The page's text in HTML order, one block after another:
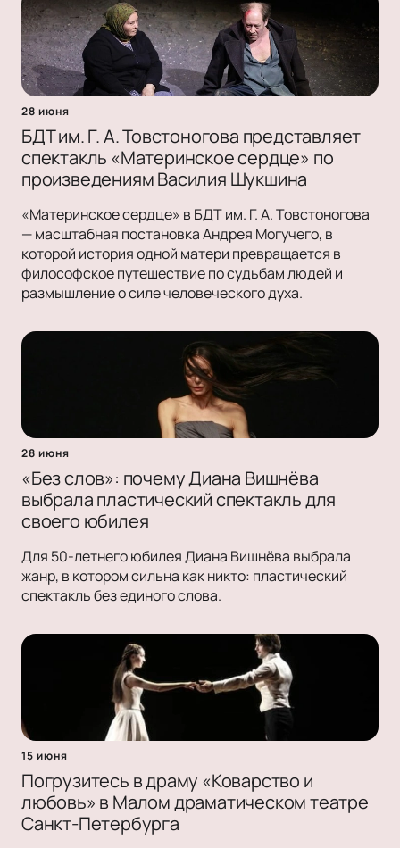
28 июня
БДТ им. Г. А. Товстоногова представляет
спектакль «Материнское сердце» по
произведениям Василия Шукшина
«Материнское сердце» в БДТ им. Г. А. Товстоногова
— масштабная постановка Андрея Могучего, в
которой история одной матери превращается в
философское путешествие по судьбам людей и
размышление о силе человеческого духа.
28 июня
«Без слов»: почему Диана Вишнёва
выбрала пластический спектакль для
своего юбилея
Для 50-летнего юбилея Диана Вишнёва выбрала
жанр, в котором сильна как никто: пластический
спектакль без единого слова.
15 июня
Погрузитесь в драму «Коварство и
любовь» в Малом драматическом театре
Санкт-Петербурга